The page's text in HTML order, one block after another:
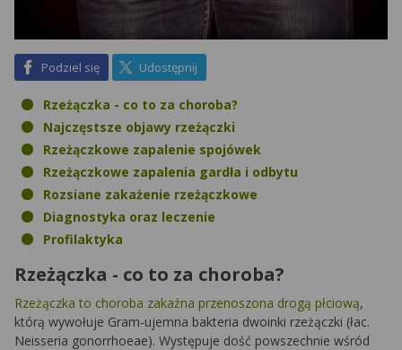
Podziel sięna FacebookUdostępnij
Rzeżączka - co to za choroba?
Najczęstsze objawy rzeżączki
Rzeżączkowe zapalenie spojówek
Rzeżączkowe zapalenia gardła i odbytu
Rozsiane zakażenie rzeżączkowe
Diagnostyka oraz leczenie
Profilaktyka
Rzeżączka - co to za choroba?
Rzeżączka to choroba zakaźna przenoszona drogą płciową,
którą wywołuje Gram-ujemna bakteria dwoinki rzeżączki (łac.
Neisseria gonorrhoeae). Występuje dość powszechnie wśród
Więcej informacji na temat wykorzystywania narzędzi
zewnętrznych w naszym serwisie znajdziesz wRegulaminie